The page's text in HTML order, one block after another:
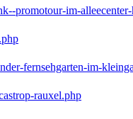
promotour-im-
fernsehgarten-im-
rauxel.php